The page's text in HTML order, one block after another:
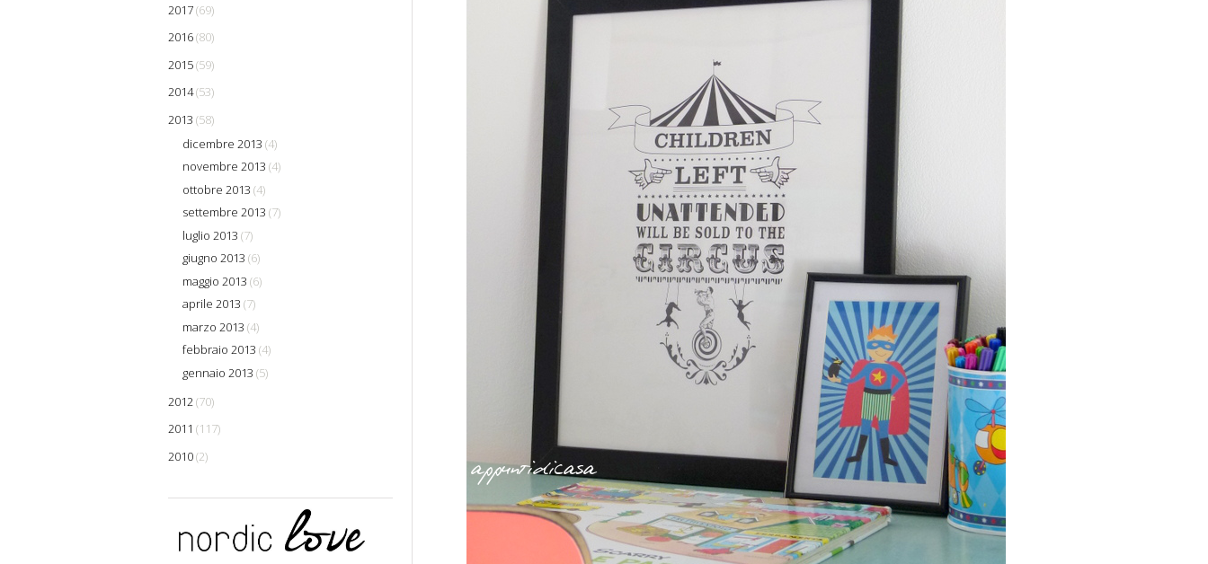
2017(69)
2016(80)
2015(59)
2014(53)
2013 (58)
dicembre 2013 (4)
novembre 2013 (4)
ottobre 2013 (4)
settembre 2013 (7)
luglio 2013 (7)
giugno 2013 (6)
maggio 2013 (6)
aprile 2013 (7)
marzo 2013 (4)
febbraio 2013 (4)
gennaio 2013 (5)
2012(70)
2011 (117)
2010(2)